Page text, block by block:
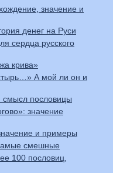
значение и
денег на Руси
сердца русского
крива»
А мой ли он и
смысл пословицы
значение
и примеры
смешные
100 пословиц,